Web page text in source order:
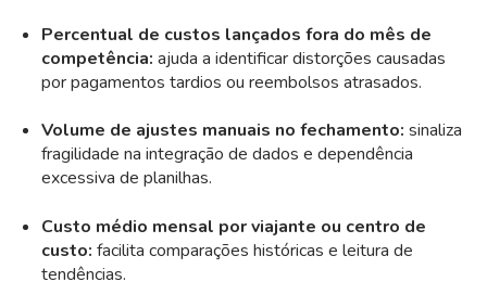
Percentual de custos lançados fora do mês de
competência: ajuda a identificar distorções causadas
por pagamentos tardios ou reembolsos atrasados.
Volume de ajustes manuais no fechamento: sinaliza
fragilidade na integração de dados e dependência
excessiva de planilhas.
Custo médio mensal por viajante ou centro de
custo: facilita comparações históricas e leitura de
tendências.